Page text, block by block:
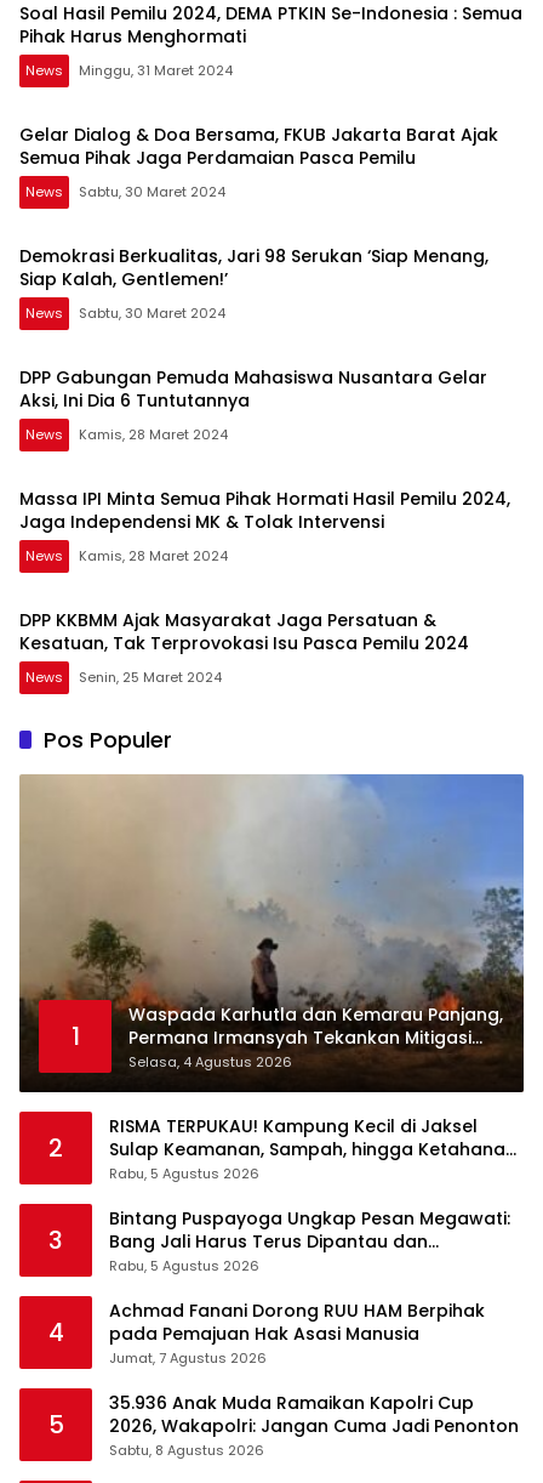
Soal Hasil Pemilu 2024, DEMA PTKIN Se-Indonesia : Semua
Pihak Harus Menghormati
News Minggu, 31 Maret 2024
Gelar Dialog & Doa Bersama, FKUB Jakarta Barat Ajak
Semua Pihak Jaga Perdamaian Pasca Pemilu
News Sabtu, 30 Maret 2024
Demokrasi Berkualitas, Jari 98 Serukan ‘Siap Menang,
Siap Kalah, Gentlemen!’
News Sabtu, 30 Maret 2024
DPP Gabungan Pemuda Mahasiswa Nusantara Gelar
Aksi, Ini Dia 6 Tuntutannya
News Kamis, 28 Maret 2024
Massa IPI Minta Semua Pihak Hormati Hasil Pemilu 2024,
Jaga Independensi MK & Tolak Intervensi
News Kamis, 28 Maret 2024
DPP KKBMM Ajak Masyarakat Jaga Persatuan &
Kesatuan, Tak Terprovokasi Isu Pasca Pemilu 2024
News Senin, 25 Maret 2024
Pos Populer
1
Waspada Karhutla dan Kemarau Panjang,
Permana Irmansyah Tekankan Mitigasi
Berbasis Komunitas
Selasa, 4 Agustus 2026
2
RISMA TERPUKAU! Kampung Kecil di Jaksel
Sulap Keamanan, Sampah, hingga Ketahanan
Pangan Jadi Satu Sistem
Rabu, 5 Agustus 2026
3
Bintang Puspayoga Ungkap Pesan Megawati:
Bang Jali Harus Terus Dipantau dan
Dikembangkan
Rabu, 5 Agustus 2026
4
Achmad Fanani Dorong RUU HAM Berpihak
pada Pemajuan Hak Asasi Manusia
Jumat, 7 Agustus 2026
5
35.936 Anak Muda Ramaikan Kapolri Cup
2026, Wakapolri: Jangan Cuma Jadi Penonton
Sabtu, 8 Agustus 2026